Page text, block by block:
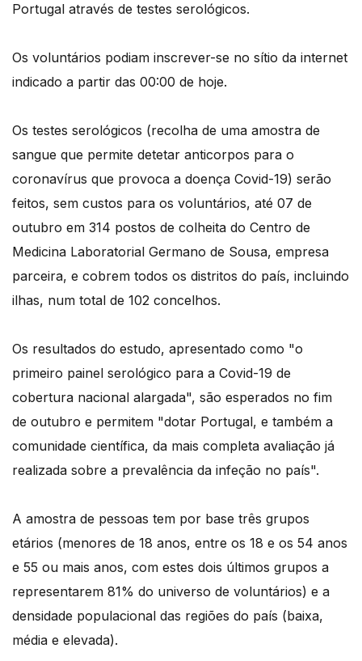
Portugal através de testes serológicos.
Os voluntários podiam inscrever-se no sítio da internet
indicado a partir das 00:00 de hoje.
Os testes serológicos (recolha de uma amostra de
sangue que permite detetar anticorpos para o
coronavírus que provoca a doença Covid-19) serão
feitos, sem custos para os voluntários, até 07 de
outubro em 314 postos de colheita do Centro de
Medicina Laboratorial Germano de Sousa, empresa
parceira, e cobrem todos os distritos do país, incluindo
ilhas, num total de 102 concelhos.
Os resultados do estudo, apresentado como "o
primeiro painel serológico para a Covid-19 de
cobertura nacional alargada", são esperados no fim
de outubro e permitem "dotar Portugal, e também a
comunidade científica, da mais completa avaliação já
realizada sobre a prevalência da infeção no país".
A amostra de pessoas tem por base três grupos
etários (menores de 18 anos, entre os 18 e os 54 anos
e 55 ou mais anos, com estes dois últimos grupos a
representarem 81% do universo de voluntários) e a
densidade populacional das regiões do país (baixa,
média e elevada).